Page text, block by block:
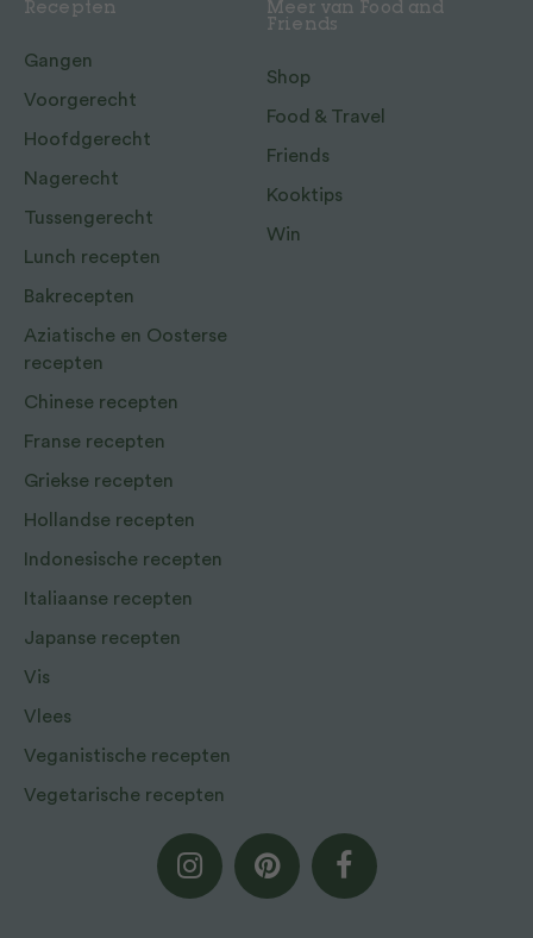
Recepten
Gangen
Voorgerecht
Hoofdgerecht
Nagerecht
Tussengerecht
Lunch recepten
Bakrecepten
Aziatische en Oosterse
recepten
Chinese recepten
Franse recepten
Griekse recepten
Hollandse recepten
Indonesische recepten
Italiaanse recepten
Japanse recepten
Vis
Vlees
Veganistische recepten
Vegetarische recepten
Meer van Food and
Friends
Shop
Food & Travel
Friends
Kooktips
Win